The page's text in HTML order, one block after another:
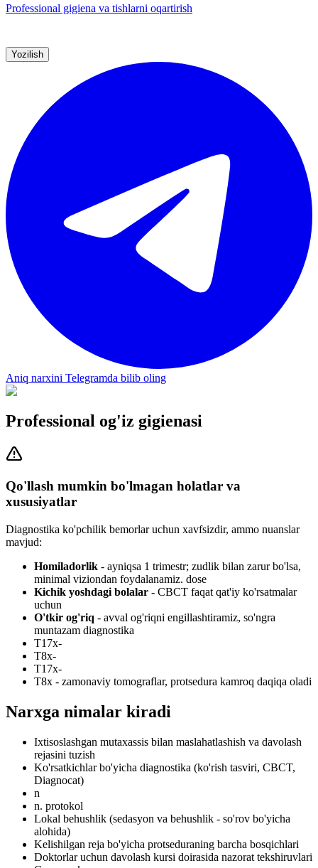
Professional gigiena va tishlarni oqartirish
Yozilish
Aniq narxini Telegramda bilib oling
Professional og'iz gigienasi
Qo'llash mumkin bo'lmagan holatlar va
xususiyatlar
Diagnostika ko'pchilik bemorlar uchun xavfsizdir, ammo nuanslar
mavjud:
Homiladorlik - ayniqsa 1 trimestr; zudlik bilan zarur bo'lsa,
minimal viziondan foydalanamiz. dose
Kichik yoshdagi bolalar - CBCT faqat qat'iy ko'rsatmalar
uchun
O'tkir og'riq - avval og'riqni engillashtiramiz, so'ngra
muntazam diagnostika
T17x-
T8x-
T17x-
T8x - zamonaviy tomograflar, protsedura kamroq daqiqa oladi
Narxga nimalar kiradi
Ixtisoslashgan mutaxassis bilan maslahatlashish va davolash
rejasini tuzish
Ko'rsatkichlar bo'yicha diagnostika (ko'rish tasviri, CBCT,
Diagnocat)
n
n. protokol
Lokal behushlik (sedasyon va behushlik - so'rov bo'yicha
alohida)
Kelishilgan reja bo'yicha protseduraning barcha bosqichlari
Doktorlar uchun davolash kursi doirasida nazorat tekshiruvlari